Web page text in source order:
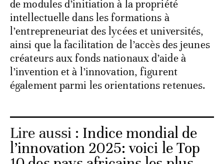
de modules d’initiation à la propriété
intellectuelle dans les formations à
l’entrepreneuriat des lycées et universités,
ainsi que la facilitation de l’accès des jeunes
créateurs aux fonds nationaux d’aide à
l’invention et à l’innovation, figurent
également parmi les orientations retenues.
Lire aussi : Indice mondial de
l’innovation 2025: voici le Top